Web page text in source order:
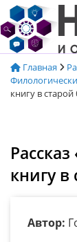
Перейти
к
содержимому
Главная
книгу в
книгу в
Автор: